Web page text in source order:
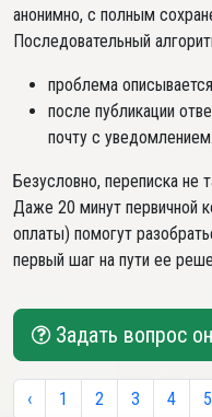
анонимно, с полным
Последовательный
проблема
после публикации
почту с уведомлением.
Безусловно, переписка не
Даже 20 минут первичной
оплаты) помогут
первый шаг на пути ее
Задать вопрос
‹ 1 2 3 4 5